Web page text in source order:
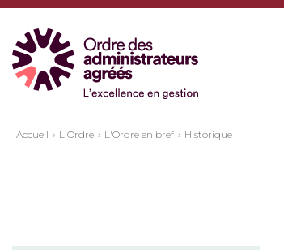
Accueil L'Ordre L'Ordre en bref Historique